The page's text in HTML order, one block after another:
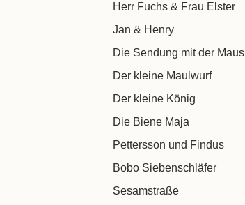
Herr Fuchs & Frau Elster
Jan & Henry
Die Sendung mit der Maus
Der kleine Maulwurf
Der kleine König
Die Biene Maja
Pettersson und Findus
Bobo Siebenschläfer
Sesamstraße